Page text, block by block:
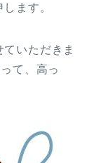
します。
いただきま
て、高っ